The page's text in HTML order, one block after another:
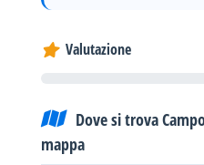
Valutazione
Dove si trova
mappa